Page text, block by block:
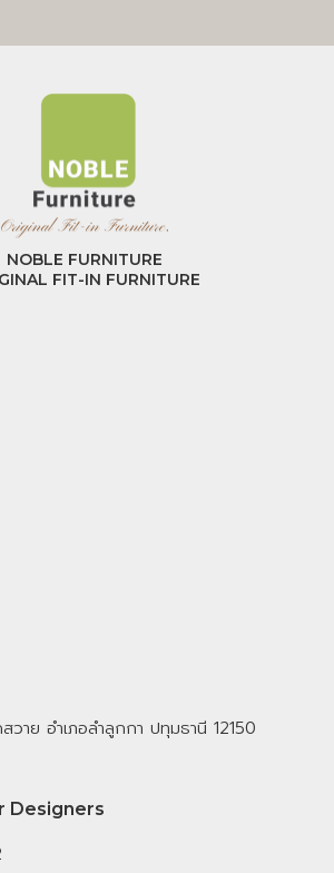
NOBLE FURNITURE
FIT-IN FURNITURE
าย อำเภอลำลูกกา ปทุมธานี 12150
Designers